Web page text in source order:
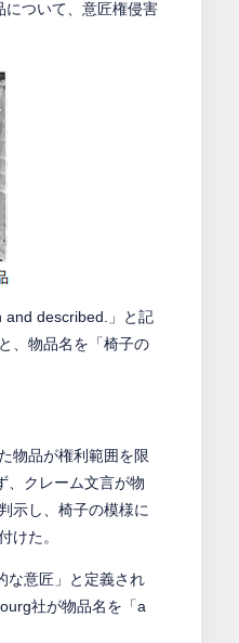
ついて、意匠権侵害
and described.」と記
、物品名を「椅子の
物品が権利範囲を限
、クレーム文言が物
示し、椅子の模様に
けた。
な意匠」と定義され
社が物品名を「a